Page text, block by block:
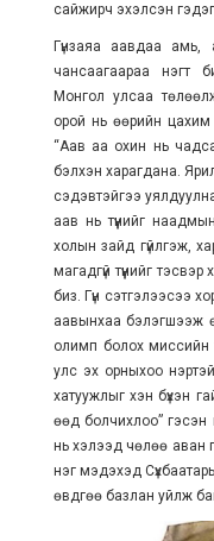
сайжирч эхэлсэн
Гүнзаяа аавдаа
чансаагаараа нэгт
Монгол улсаа
орой нь өөрийн цахим
“Аав аа охин нь
бэлхэн харагдана.
сэдэвтэйгээ
аав нь түүнийг
холын зайд гүйлгэж,
магадгүй түүнийг
биз. Гүн сэтгэлээсээ
аавынхаа бэлэгшээж
олимп болох миссийн
улс эх орныхоо
хатуужлыг хэн бүхэн
өөд болчихлоо”
нь хэлээд чөлөө аван
нэг мэдэхэд
өвдгөө базлан уйлж